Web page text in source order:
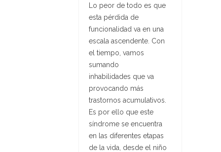
Lo peor de todo es que
esta pérdida de
funcionalidad va en una
escala ascendente. Con
el tiempo, vamos
sumando
inhabilidades que va
provocando más
trastornos acumulativos.
Es por ello que este
síndrome se encuentra
en las diferentes etapas
de la vida, desde el niño